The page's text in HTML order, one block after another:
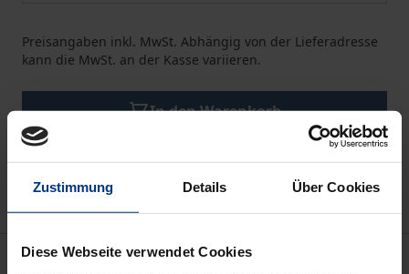
Zustimmung Details Über Cookies
Diese Webseite verwendet Cookies
Preisangaben inkl. MwSt. Abhängig von der Lieferadresse
kann die MwSt. an der Kasse variieren.
In den Warenkorb
Zur Wunschliste hinzufügen
Hinweise zu Versandkosten
Beschreibung